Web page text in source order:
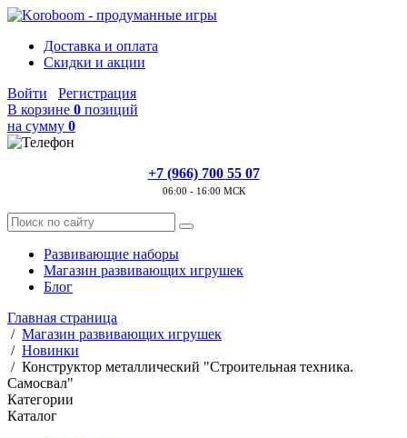
Доставка и оплата
Скидки и акции
Войти
Регистрация
В корзине 0 позиций
на сумму 0
+7 (966) 700 55 07
06:00 - 16:00 МСК
Развивающие наборы
Магазин развивающих игрушек
Блог
Главная страница
/ Магазин развивающих игрушек
/ Новинки
/ Конструктор металлический "Строительная техника.
Самосвал"
Категории
Каталог